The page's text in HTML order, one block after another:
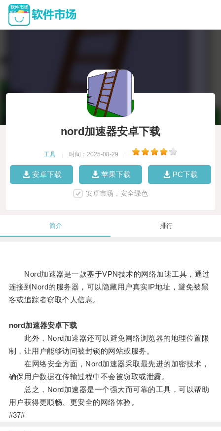
nord加速器安卓下载
工具 时间：2025-08-29
安卓下载 苹果下载 PC下载
安卓市场，安全绿色
简介 排行
Nord加速器是一款基于VPN技术的网络加速工具，通过
连接到Nord的服务器，可以隐藏用户真实IP地址，避免被黑
客或追踪者窃取个人信息。
nord加速器安卓下载
此外，Nord加速器还可以避免网络浏览器的地理位置限
制，让用户能够访问被封锁的网站或服务。
在网络安全方面，Nord加速器采取最先进的加密技术，
确保用户数据在传输过程中不会被窃取或泄露。
总之，Nord加速器是一个强大而可靠的工具，可以帮助
用户获得更顺畅、更安全的网络体验。
#37#